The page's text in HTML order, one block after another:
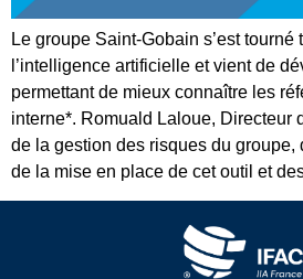
Le groupe Saint-Gobain s’est tourné
l’intelligence artificielle et vient de
permettant de mieux connaître les
interne*. Romuald Laloue, Directeur
de la gestion des risques du groupe,
de la mise en place de cet outil et